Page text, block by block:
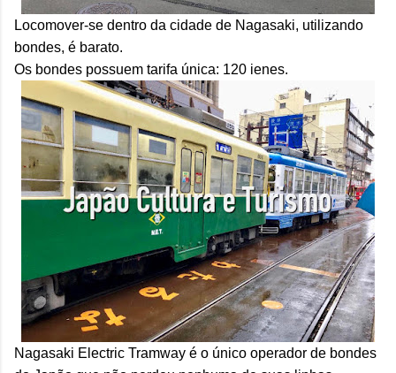
Locomover-se dentro da cidade de Nagasaki, utilizando
bondes, é barato.
Os bondes possuem tarifa única: 120 ienes.
Nagasaki Electric Tramway é o único operador de bondes